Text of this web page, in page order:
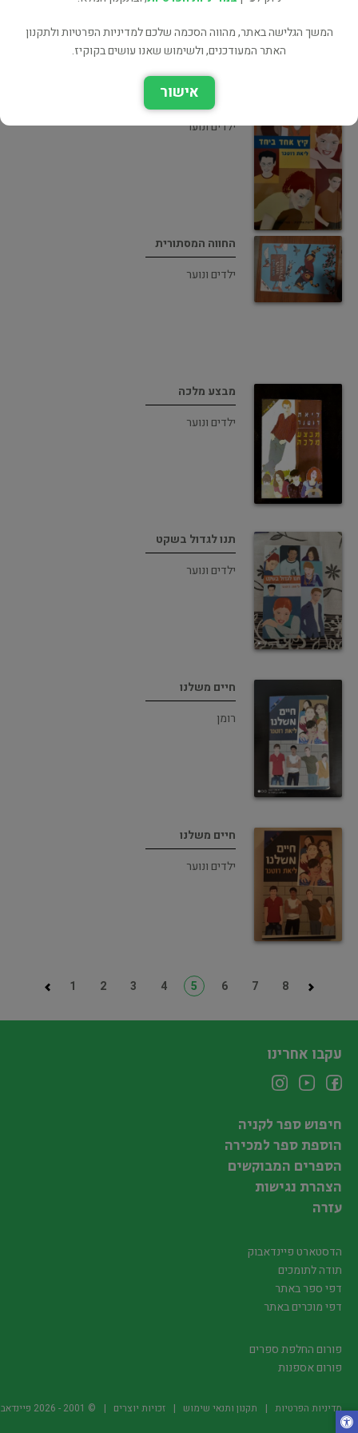
קיץ אחד לבד
ילדים ונוער
החווה המסתורית
ילדים ונוער
מבצע מלכה
ילדים ונוער
תנו לגדול בשקט
ילדים ונוער
חיים משלנו
רומן
חיים משלנו
ילדים ונוער
1 2 3 4 5 6 7 8
המשך הגלישה באתר, מהווה הסכמה שלכם למדיניות הפרטיות ולתקנון
האתר המעודכנים, ולשימוש שאנו עושים בקוקיז.
אישור
עקבו אחרינו
חיפוש ספר לקניה
הוספת ספר למכירה
הספרים המבוקשים
הצהרת נגישות
עזרה
הדסטארט פיינדאבוק
תודה לתומכים
דפי ספר באתר
דפי מוכרים באתר
פורום החלפת ספרים
פורום אספנות
מדיניות הפרטיות תקנון ותנאי שימוש זכויות יוצרים © 2001 -
2026